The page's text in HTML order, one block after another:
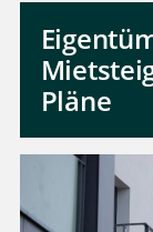
Pläne